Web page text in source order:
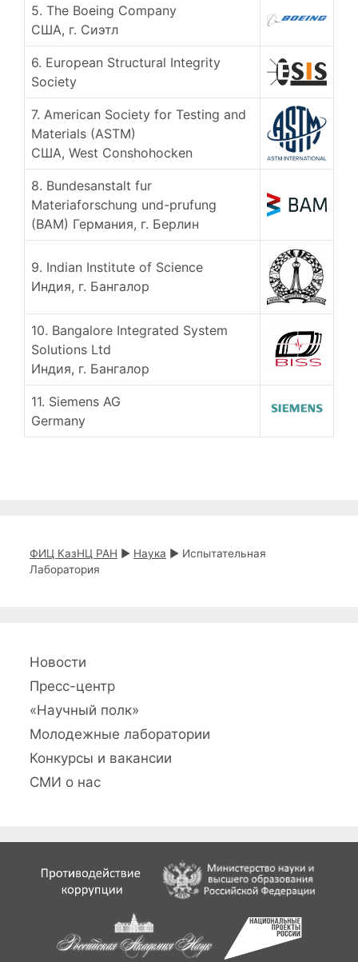
5. The Boeing Company
США, г. Сиэтл
6. European Structural Integrity
Society
7. American Society for Testing and
Materials (ASTM)
США, West Conshohocken
8. Bundesanstalt fur
Materiaforschung und-prufung
(BAM) Германия, г. Берлин
9. Indian Institute of Science
Индия, г. Бангалор
10. Bangalore Integrated System
Solutions Ltd
Индия, г. Бангалор
11. Siemens AG
Germany
ФИЦ КазНЦ РАН ► Наука ► Испытательная
Лаборатория
Новости
Пресс-центр
«Научный полк»
Молодежные лаборатории
Конкурсы и вакансии
СМИ о нас